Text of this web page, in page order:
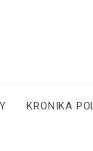
KRONIKA